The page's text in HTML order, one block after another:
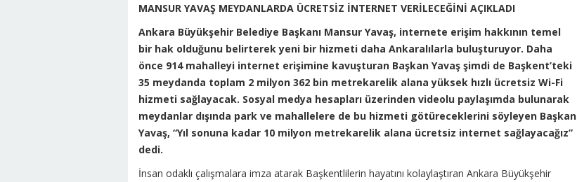
MANSUR YAVAŞ MEYDANLARDA ÜCRETSİZ İNTERNET VERİLECEĞİNİ AÇIKLADI
Ankara Büyükşehir Belediye Başkanı Mansur Yavaş, internete erişim hakkının temel
bir hak olduğunu belirterek yeni bir hizmeti daha Ankaralılarla buluşturuyor. Daha
önce 914 mahalleyi internet erişimine kavuşturan Başkan Yavaş şimdi de Başkent’teki
35 meydanda toplam 2 milyon 362 bin metrekarelik alana yüksek hızlı ücretsiz Wi-Fi
hizmeti sağlayacak. Sosyal medya hesapları üzerinden videolu paylaşımda bulunarak
meydanlar dışında park ve mahallelere de bu hizmeti götüreceklerini söyleyen Başkan
Yavaş, “Yıl sonuna kadar 10 milyon metrekarelik alana ücretsiz internet sağlayacağız”
dedi.
İnsan odaklı çalışmalara imza atarak Başkentlilerin hayatını kolaylaştıran Ankara Büyükşehir